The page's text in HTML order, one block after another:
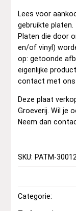
Lees voor
gebruikte platen.
Platen die door
en/of vinyl)
op: getoonde
eigenlijke
contact met ons
Deze plaat
Groeverij. Wil je
Neem dan
SKU: PATM-
Categorie: